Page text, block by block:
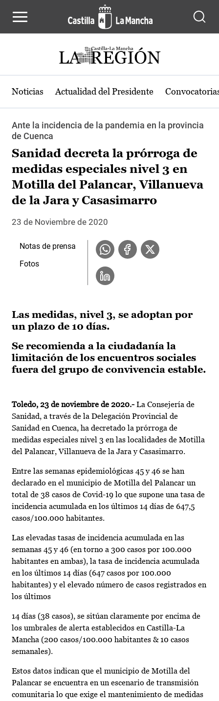
Noticias Actualidad del Presidente
Ante la incidencia de la pandemia en la provincia
de Cuenca
Sanidad decreta la prórroga de
medidas especiales nivel 3 en
Motilla del Palancar, Villanueva
de la Jara y Casasimarro
23 de Noviembre de 2020
Las medidas, nivel 3, se adoptan por
un plazo de 10 días.
Se recomienda a la ciudadanía la
limitación de los encuentros sociales
fuera del grupo de convivencia estable.
Toledo, 23 de noviembre de 2020.- La Consejería de
Sanidad, a través de la Delegación Provincial de
Sanidad en Cuenca, ha decretado la prórroga de
medidas especiales nivel 3 en las localidades de Motilla
del Palancar, Villanueva de la Jara y Casasimarro.
Entre las semanas epidemiológicas 45 y 46 se han
declarado en el municipio de Motilla del Palancar un
total de 38 casos de Covid-19 lo que supone una tasa de
incidencia acumulada en los últimos 14 días de 647,5
casos/100.000 habitantes.
Las elevadas tasas de incidencia acumulada en las
semanas 45 y 46 (en torno a 300 casos por 100.000
habitantes en ambas), la tasa de incidencia acumulada
en los últimos 14 días (647 casos por 100.000
habitantes) y el elevado número de casos registrados en
los últimos
14 días (38 casos), se sitúan claramente por encima de
los umbrales de alerta establecidos en Castilla-La
Mancha (200 casos/100.000 habitantes & 10 casos
semanales).
Estos datos indican que el municipio de Motilla del
Palancar se encuentra en un escenario de transmisión
comunitaria lo que exige el mantenimiento de medidas
Notas de prensa
Fotos